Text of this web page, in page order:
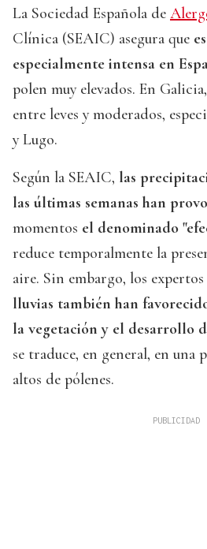
La Sociedad Española de
Clínica (SEAIC) asegura que
especialmente intensa en
polen muy elevados. En
entre leves y moderados,
y Lugo.
Según la SEAIC, las
las últimas semanas han
momentos el denominado
reduce temporalmente la
aire. Sin embargo, los expertos
lluvias también han
la vegetación y el desarrollo
se traduce, en general, en una
altos de pólenes.